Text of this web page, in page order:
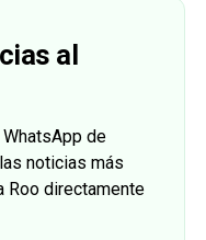
al
de
noticias más
Roo directamente